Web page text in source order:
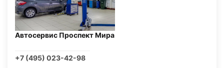
Автосервис Проспект Мира
+7 (495) 023-42-98